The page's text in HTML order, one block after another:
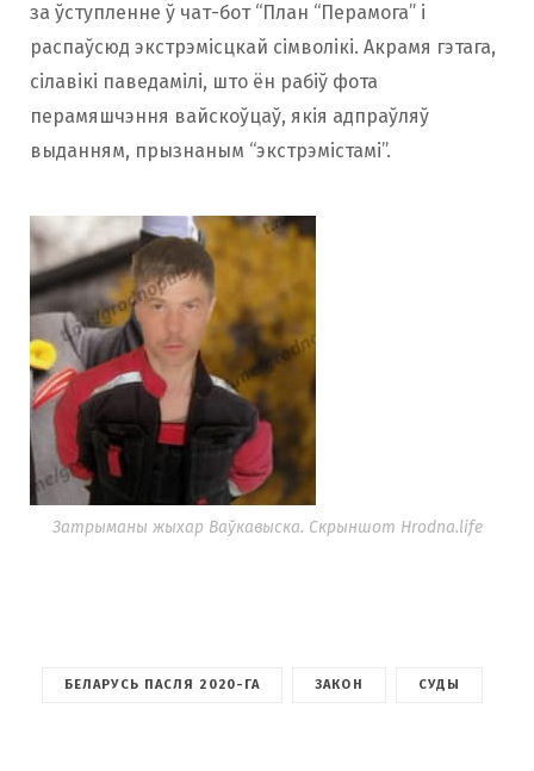
за ўступленне ў чат-бот “План “Перамога” і
распаўсюд экстрэмісцкай сімволікі. Акрамя гэтага,
сілавікі паведамілі, што ён рабіў фота
перамяшчэння вайскоўцаў, якія адпраўляў
выданням, прызнаным “экстрэмістамі”.
Затрыманы жыхар Ваўкавыска. Скрыншот Hrodna.life
БЕЛАРУСЬ ПАСЛЯ 2020-ГА ЗАКОН СУДЫ